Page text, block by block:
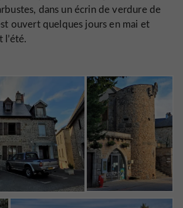
dans un écrin de verdure de
ouvert quelques jours en mai et